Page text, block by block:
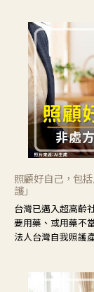
照顧好自己，包
護」
台灣已邁入超高齡
要用藥、或用藥不
法人台灣自我照護